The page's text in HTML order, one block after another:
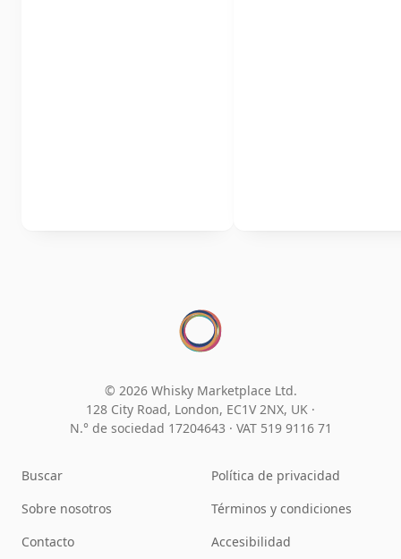
© 2026 Whisky Marketplace Ltd.
128 City Road, London, EC1V 2NX, UK ·
N.° de sociedad 17204643 · VAT 519 9116 71
Buscar
Sobre nosotros
Contacto
Política de privacidad
Términos y condiciones
Accesibilidad